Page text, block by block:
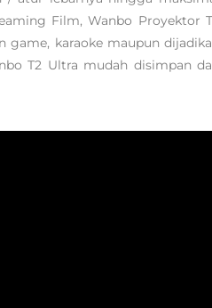
Film, Wanbo Proyektor
karaoke maupun
T2 Ultra mudah disimpan